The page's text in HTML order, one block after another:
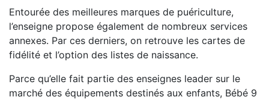
Entourée des meilleures marques de puériculture,
l’enseigne propose également de nombreux services
annexes. Par ces derniers, on retrouve les cartes de
fidélité et l’option des listes de naissance.
Parce qu’elle fait partie des enseignes leader sur le
marché des équipements destinés aux enfants, Bébé 9